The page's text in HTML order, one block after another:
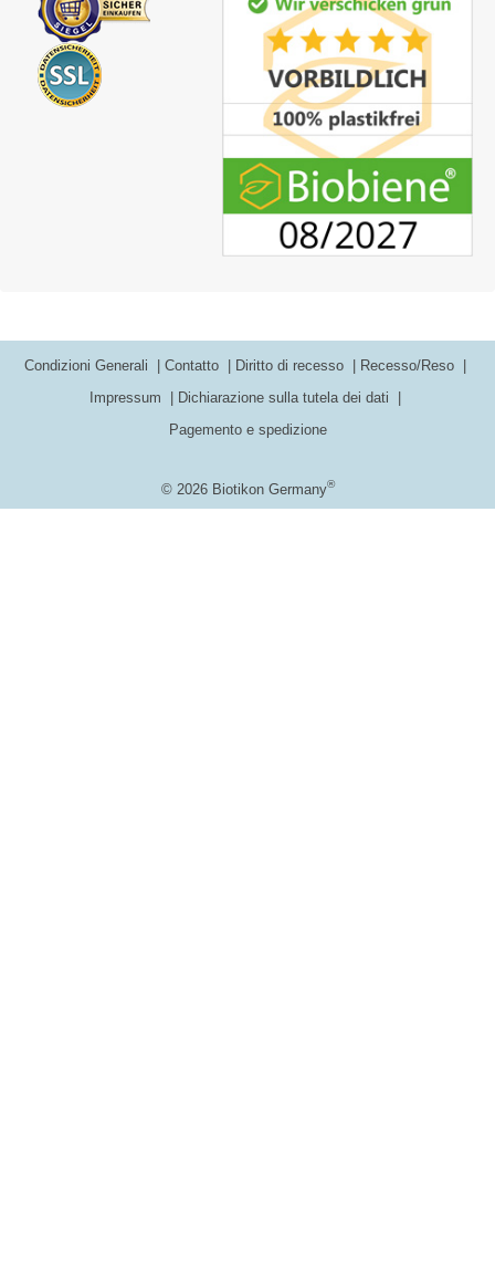
© 2026 Biotikon Germany®
Condizioni Generali Contatto Diritto di recesso
Recesso/Reso
Impressum
Dichiarazione sulla tutela dei dati
Pagemento e spedizione